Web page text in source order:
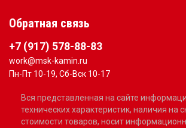
Обратная связь
+7 (917) 578-88-83
work@msk-kamin.ru
Пн-Пт 10-19, Сб-Вск 10-17
Вся представленная на сайте
технических характеристик, наличия на
стоимости товаров, носит